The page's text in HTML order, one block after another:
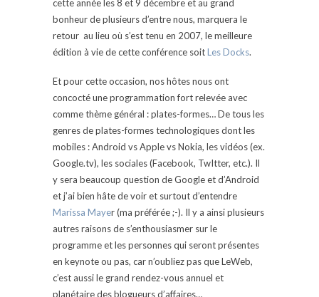
cette année les 8 et 9 décembre et au grand
bonheur de plusieurs d’entre nous, marquera le
retour au lieu où s’est tenu en 2007, le meilleure
édition à vie de cette conférence soitLes Docks.
Et pour cette occasion, nos hôtes nous ont
concocté une programmation fort relevée avec
comme thème général : plates-formes… De tous les
genres de plates-formes technologiques dont les
mobiles : Android vs Apple vs Nokia, les vidéos (ex.
Google.tv), les sociales (Facebook, TwItter, etc.). Il
y sera beaucoup question de Google et d’Android
et j’ai bien hâte de voir et surtout d’entendre
Marissa Mayer (ma préférée ;-). Il y a ainsi plusieurs
autres raisons de s’enthousiasmer sur le
programme et les personnes qui seront présentes
en keynote ou pas, car n’oubliez pas que LeWeb,
c’est aussi le grand rendez-vous annuel et
planétaire des blogueurs d’affaires…